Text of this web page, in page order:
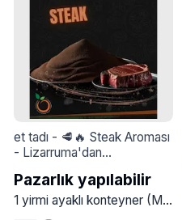
et tadı - 🥩🔥 Steak Aroması
- Lizarruma'dan
dilimlerinin lezzetinden ilham
alan, dumanlı karakterli ve
Pazarlık yapılabilir
1 yirmi ayaklı konteyner(MSM